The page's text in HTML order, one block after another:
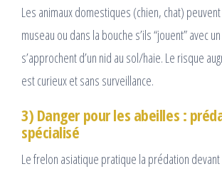
Les animaux domestiques (chien, chat)
museau ou dans la bouche s’ils “jouent” avec
s’approchent d’un nid au sol/haie. Le risque
est curieux et sans surveillance.
3) Danger pour les abeilles :
spécialisé
Le frelon asiatique pratique la prédation